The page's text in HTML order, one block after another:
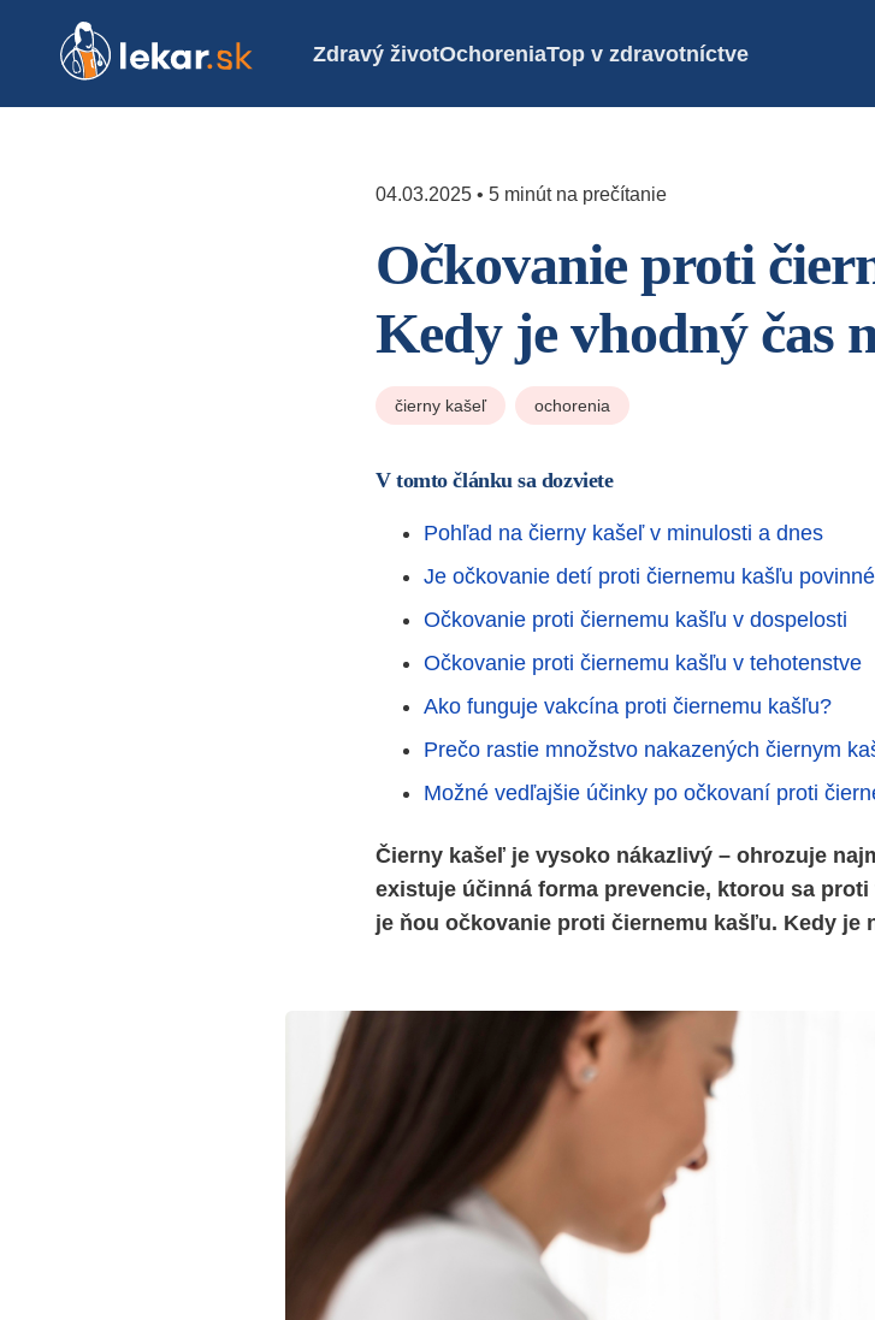
Zdravý životOchoreniaTop v zdravotníctve
04.03.2025 • 5 minút na prečítanie
Očkovanie proti
Kedy je vhodný čas
čierny kašeľ ochorenia
V tomto článku sa dozviete
Pohľad na čierny kašeľ v minulosti a dnes
Je očkovanie detí proti čiernemu kašľu
Očkovanie proti čiernemu kašľu v dospelosti
Očkovanie proti čiernemu kašľu v tehotenstve
Ako funguje vakcína proti čiernemu kašľu?
Prečo rastie množstvo nakazených čiernym
Možné vedľajšie účinky po očkovaní proti
Čierny kašeľ je vysoko nákazlivý – ohrozuje
existuje účinná forma prevencie, ktorou sa
je ňou očkovanie proti čiernemu kašľu. Kedy je